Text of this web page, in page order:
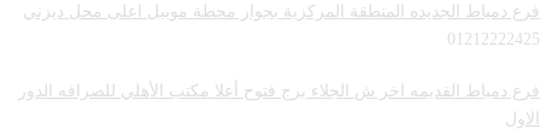
فرع دمياط الجديده المنطقة المركزية بجوار محطة موبيل اعلى محل ديزني
01212222425
فرع دمياط القديمه اخر ش الجلاء برج فتوح أعلا مكتب الأهلي للصرافه الدور
الاول